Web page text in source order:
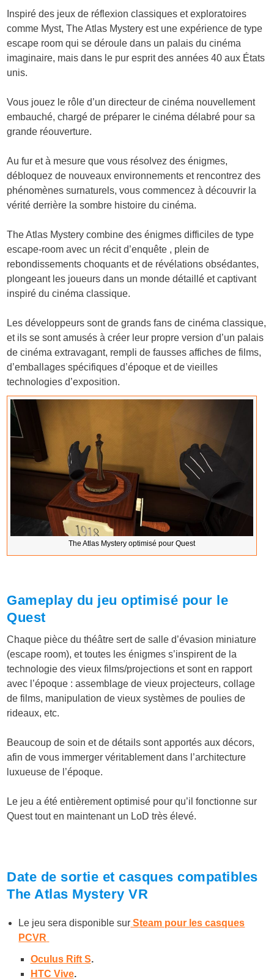
Inspiré des jeux de réflexion classiques et exploratoires
comme Myst, The Atlas Mystery est une expérience de type
escape room qui se déroule dans un palais du cinéma
imaginaire, mais dans le pur esprit des années 40 aux États
unis.
Vous jouez le rôle d’un directeur de cinéma nouvellement
embauché, chargé de préparer le cinéma délabré pour sa
grande réouverture.
Au fur et à mesure que vous résolvez des énigmes,
débloquez de nouveaux environnements et rencontrez des
phénomènes surnaturels, vous commencez à découvrir la
vérité derrière la sombre histoire du cinéma.
The Atlas Mystery combine des énigmes difficiles de type
escape-room avec un récit d’enquête , plein de
rebondissements choquants et de révélations obsédantes,
plongeant les joueurs dans un monde détaillé et captivant
inspiré du cinéma classique.
Les développeurs sont de grands fans de cinéma classique,
et ils se sont amusés à créer leur propre version d’un palais
de cinéma extravagant, rempli de fausses affiches de films,
d’emballages spécifiques d’époque et de vieilles
technologies d’exposition.
The Atlas Mystery optimisé pour Quest
Gameplay du jeu optimisé pour le
Quest
Chaque pièce du théâtre sert de salle d’évasion miniature
(escape room), et toutes les énigmes s’inspirent de la
technologie des vieux films/projections et sont en rapport
avec l’époque : assemblage de vieux projecteurs, collage
de films, manipulation de vieux systèmes de poulies de
rideaux, etc.
Beaucoup de soin et de détails sont apportés aux décors,
afin de vous immerger véritablement dans l’architecture
luxueuse de l’époque.
Le jeu a été entièrement optimisé pour qu’il fonctionne sur
Quest tout en maintenant un LoD très élevé.
Date de sortie et casques compatibles
The Atlas Mystery VR
Le jeu sera disponible sur Steam pour les casques
PCVR
Oculus Rift S.
HTC Vive.